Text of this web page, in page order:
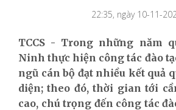
22:35, ngày 10-11-
TCCS - Trong những năm
Ninh thực hiện công tác đào
ngũ cán bộ đạt nhiều kết quả
diện; theo đó, thời gian tới
cao, chú trọng đến công tác